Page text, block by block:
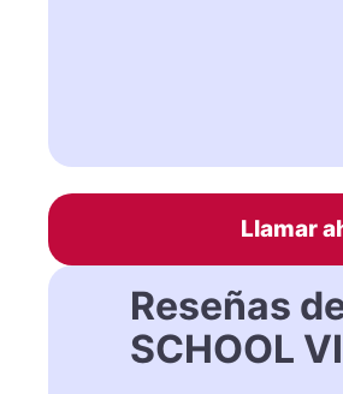
Llamar
Reseñas
SCHOOL